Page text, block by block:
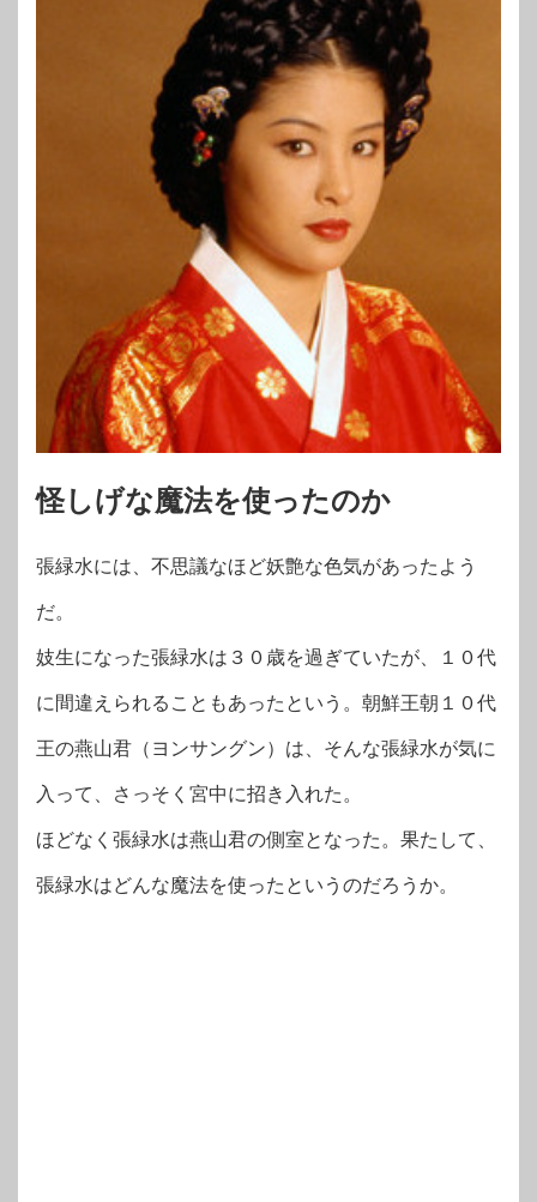
怪しげな魔法を使ったのか
張緑水には、不思議なほど妖艶な色気があったよう
だ。
妓生になった張緑水は３０歳を過ぎていたが、１０代
に間違えられることもあったという。朝鮮王朝１０代
王の燕山君（ヨンサングン）は、そんな張緑水が気に
入って、さっそく宮中に招き入れた。
ほどなく張緑水は燕山君の側室となった。果たして、
張緑水はどんな魔法を使ったというのだろうか。